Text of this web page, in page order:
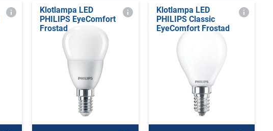
Klotlampa LED
PHILIPS EyeComfort
Frostad
Klotlampa LED
PHILIPS Classic
EyeComfort Frostad